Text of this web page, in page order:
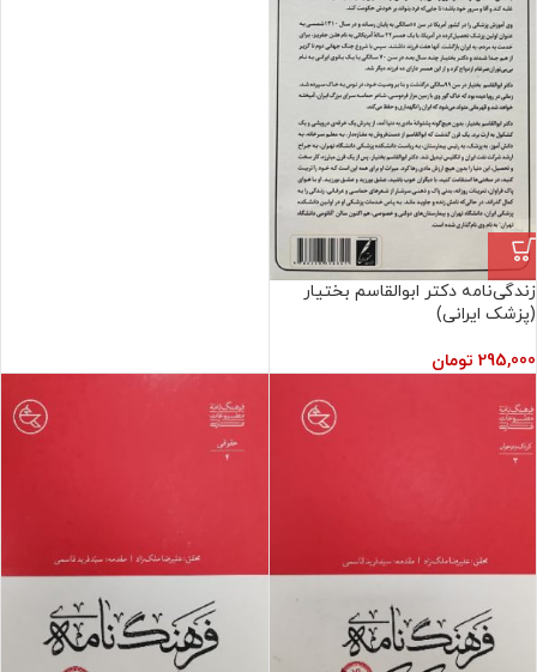
زندگی‌نامه دکتر ابوالقاسم بختیار
(پزشک ایرانی)
295,000 تومان